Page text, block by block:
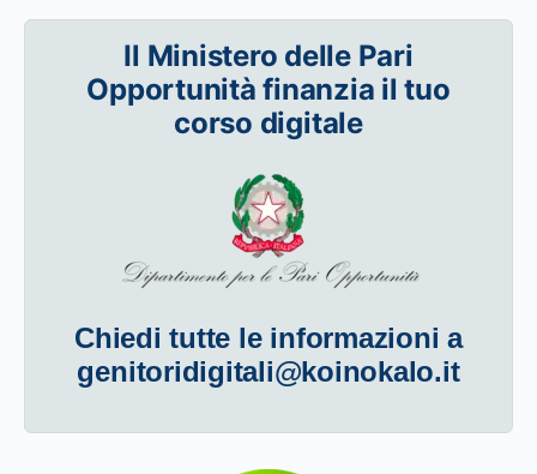
Il Ministero delle Pari
Opportunità finanzia il tuo
corso digitale
Chiedi tutte le informazioni a
genitoridigitali@koinokalo.it